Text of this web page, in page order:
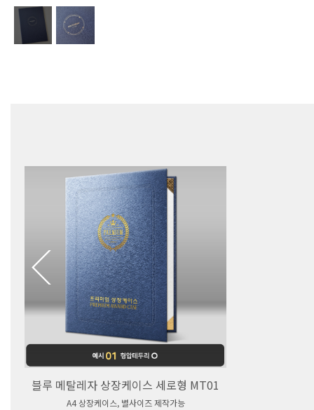
블루 메탈레자 상장케이스 세로형 MT01
A4 상장케이스, 별사이즈 제작가능